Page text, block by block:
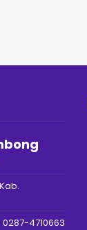
0287-4710663